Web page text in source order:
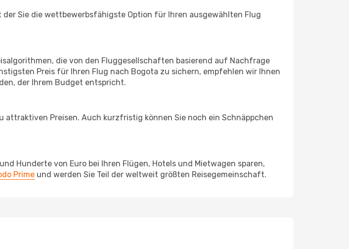
Sie die wettbewerbsfähigste Option für Ihren ausgewählten Flug
die von den Fluggesellschaften basierend auf Nachfrage
Preis für Ihren Flug nach Bogota zu sichern, empfehlen wir Ihnen
der Ihrem Budget entspricht.
attraktiven Preisen. Auch kurzfristig können Sie noch ein Schnäppchen
Hunderte von Euro bei Ihren Flügen, Hotels und Mietwagen sparen,
Prime und werden Sie Teil der weltweit größten Reisegemeinschaft.